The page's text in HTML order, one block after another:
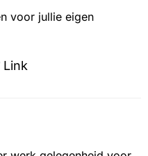
voor jullie eigen
Link